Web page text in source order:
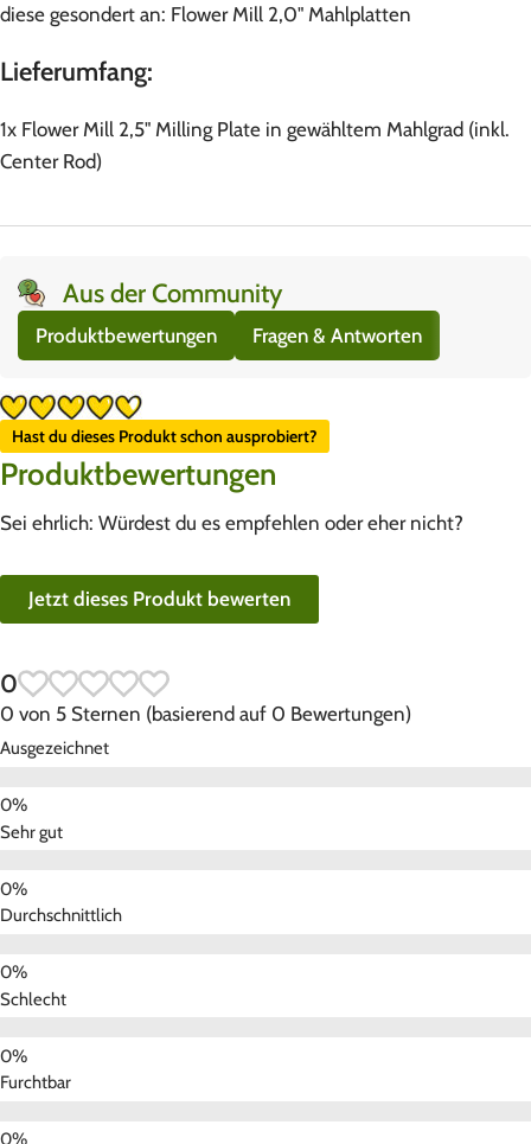
diese gesondert an: Flower Mill 2,0" Mahlplatten
Lieferumfang:
1x Flower Mill 2,5" Milling Plate in gewähltem Mahlgrad (inkl.
Center Rod)
Aus der Community
Produktbewertungen Fragen & Antworten
Hast du dieses Produkt schon ausprobiert?
Produktbewertungen
Sei ehrlich: Würdest du es empfehlen oder eher nicht?
Jetzt dieses Produkt bewerten
0
0 von 5 Sternen (basierend auf 0 Bewertungen)
Ausgezeichnet
Sehr gut
Durchschnittlich
Schlecht
Furchtbar